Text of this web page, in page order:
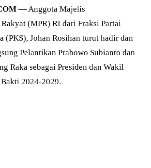
— Anggota Majelis
(MPR) RI dari Fraksi Partai
(PKS), Johan Rosihan turut hadir dan
Pelantikan Prabowo Subianto dan
Raka sebagai Presiden dan Wakil
2024-2029.